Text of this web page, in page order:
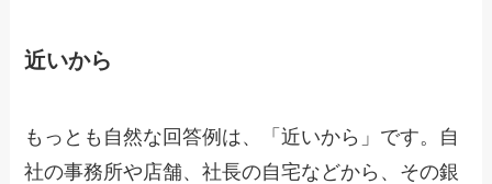
近いから
もっとも自然な回答例は、「近いから」です。自
社の事務所や店舗、社長の自宅などから、その銀